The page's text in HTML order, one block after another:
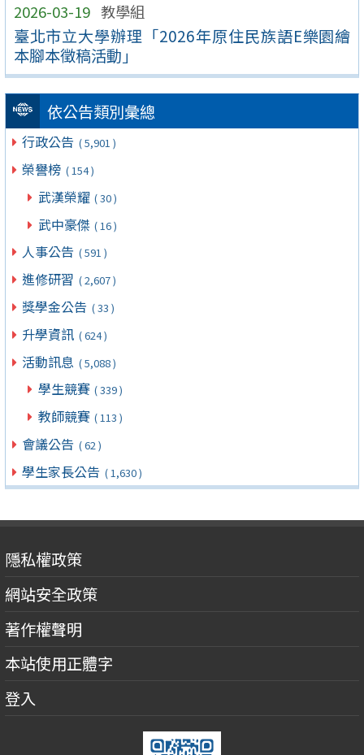
2026-03-19 教學組
臺北市立大學辦理「2026年原住民族語E樂園繪
本腳本徵稿活動」
依公告類別彙總
行政公告 ( 5,901 )
榮譽榜 ( 154 )
武漢榮耀 ( 30 )
武中豪傑 ( 16 )
人事公告 ( 591 )
進修研習 ( 2,607 )
獎學金公告 ( 33 )
升學資訊 ( 624 )
活動訊息 ( 5,088 )
學生競賽 ( 339 )
教師競賽 ( 113 )
會議公告 ( 62 )
學生家長公告 ( 1,630 )
隱私權政策
網站安全政策
著作權聲明
本站使用正體字
登入